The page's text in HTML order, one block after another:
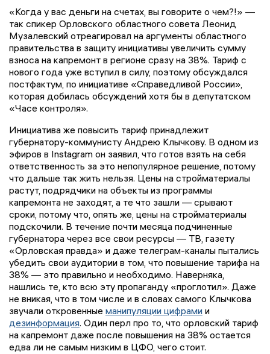
«Когда у вас деньги на счетах, вы говорите о чем?!» —
так спикер Орловского областного совета Леонид
Музалевский отреагировал на аргументы областного
правительства в защиту инициативы увеличить сумму
взноса на капремонт в регионе сразу на 38%. Тариф с
нового года уже вступил в силу, поэтому обсуждался
постфактум, по инициативе «Справедливой России»,
которая добилась обсуждений хотя бы в депутатском
«Часе контроля».
Инициатива же повысить тариф принадлежит
губернатору-коммунисту Андрею Клычкову. В одном из
эфиров в Instagram он заявил, что готов взять на себя
ответственность за это непопулярное решение, потому
что дальше так жить нельзя. Цены на стройматериалы
растут, подрядчики на объекты из программы
капремонта не заходят, а те что зашли — срывают
сроки, потому что, опять же, цены на стройматериалы
подскочили. В течение почти месяца подчиненные
губернатора через все свои ресурсы — ТВ, газету
«Орловская правда» и даже телеграм-каналы пытались
убедить свои аудитории в том, что повышение тарифа на
38% — это правильно и необходимо. Наверняка,
нашлись те, кто всю эту пропаганду «проглотил». Даже
не вникая, что в том числе и в словах самого Клычкова
звучали откровенные манипуляции цифрами и
дезинформация. Один перл про то, что орловский тариф
на капремонт даже после повышения на 38% остается
едва ли не самым низким в ЦФО, чего стоит.